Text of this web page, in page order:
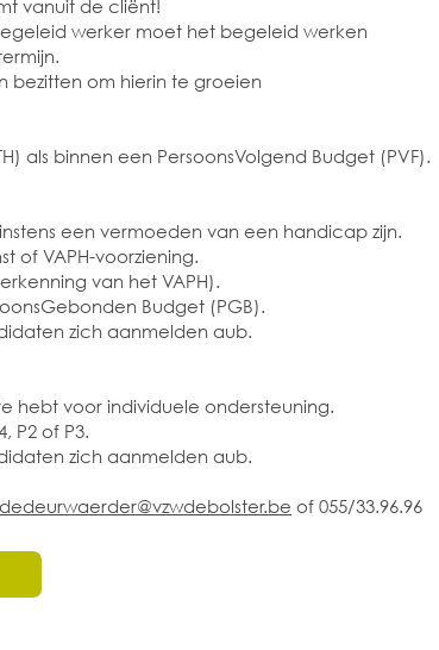
vanuit de cliënt!
werker moet het begeleid werken
om hierin te groeien
als binnen een PersoonsVolgend Budget (PVF).
een vermoeden van een handicap zijn.
of VAPH-voorziening.
van het VAPH).
Budget (PGB).
zich aanmelden aub.
hebt voor individuele ondersteuning.
P2 of P3.
zich aanmelden aub.
of 055/33.96.96